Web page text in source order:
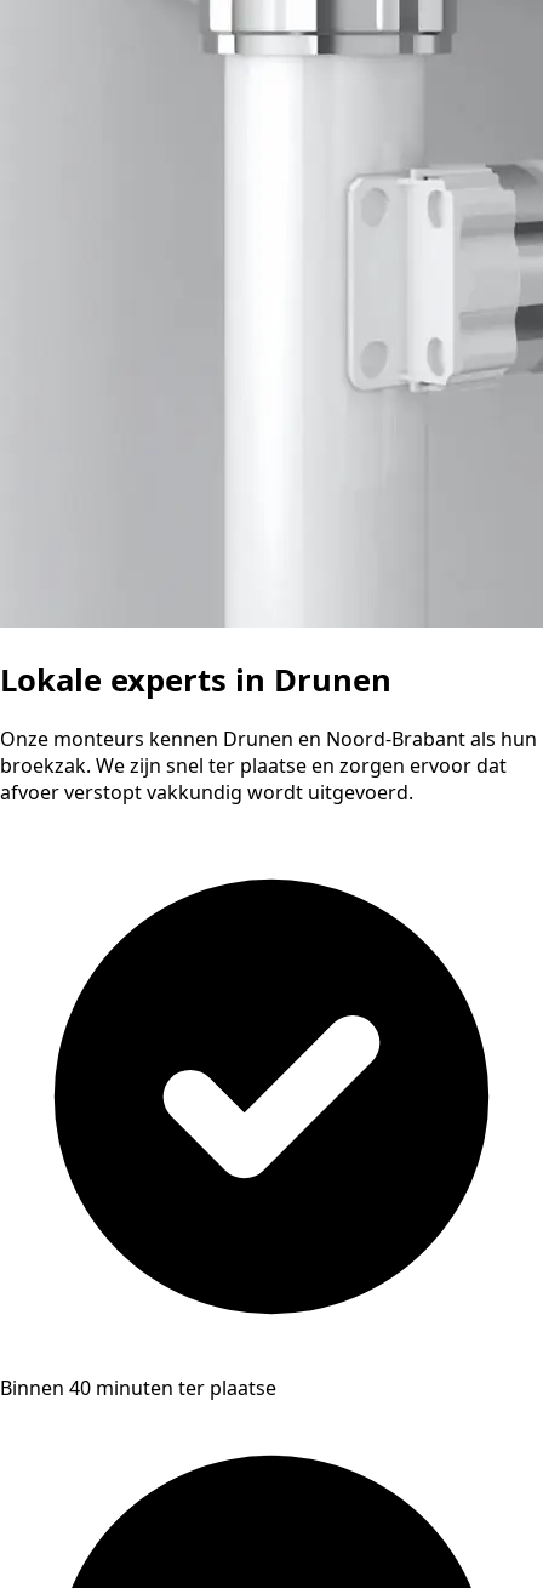
Lokale experts in Drunen
Onze monteurs kennen Drunen en Noord-Brabant als hun
broekzak. We zijn snel ter plaatse en zorgen ervoor dat
afvoer verstopt vakkundig wordt uitgevoerd.
Binnen 40 minuten ter plaatse